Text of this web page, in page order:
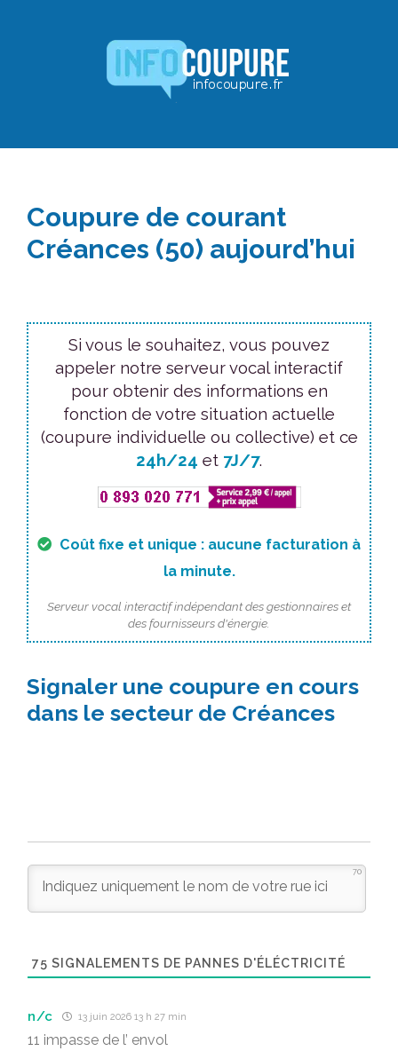
Coupure de courant
Créances (50) aujourd’hui
Si vous le souhaitez, vous pouvez
appeler notre serveur vocal interactif
pour obtenir des informations en
fonction de votre situation actuelle
(coupure individuelle ou collective) et ce
24h/24 et 7J/7.
Coût fixe et unique : aucune facturation à
la minute.
Serveur vocal interactif indépendant des gestionnaires et
des fournisseurs d'énergie.
Signaler une coupure en cours
dans le secteur de Créances
70
75 SIGNALEMENTS DE PANNES D'ÉLÉCTRICITÉ
n/c 13 juin 2026 13 h 27 min
11 impasse de l’ envol